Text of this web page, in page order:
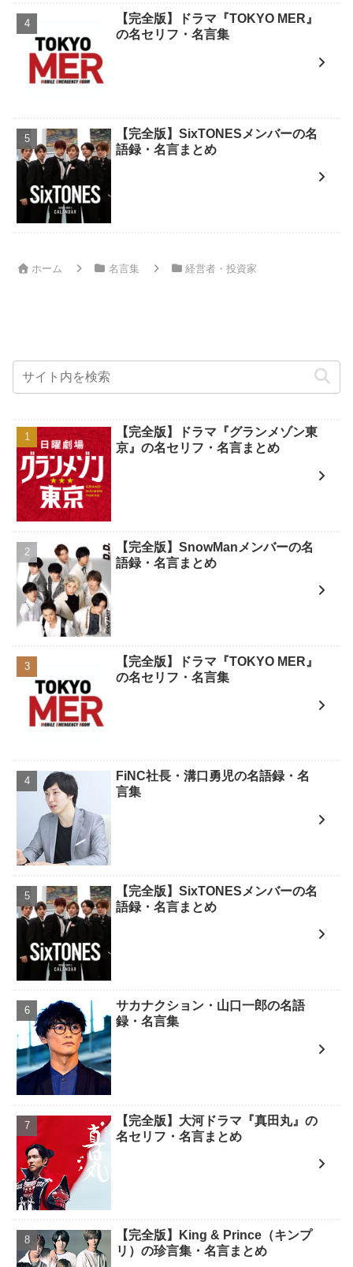
【完全版】ドラマ『TOKYO MER』
の名セリフ・名言集
【完全版】SixTONESメンバーの名
語録・名言まとめ
ホーム 名言集 経営者・投資家
【完全版】ドラマ『グランメゾン東
京』の名セリフ・名言まとめ
【完全版】SnowManメンバーの名
語録・名言まとめ
【完全版】ドラマ『TOKYO MER』
の名セリフ・名言集
FiNC社長・溝口勇児の名語録・名
言集
【完全版】SixTONESメンバーの名
語録・名言まとめ
サカナクション・山口一郎の名語
録・名言集
【完全版】大河ドラマ『真田丸』の
名セリフ・名言まとめ
【完全版】King & Prince（キンプ
リ）の珍言集・名言まとめ